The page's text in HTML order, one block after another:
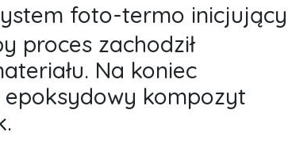
foto-termo inicjujący
proces zachodził
Na koniec
epoksydowy kompozyt